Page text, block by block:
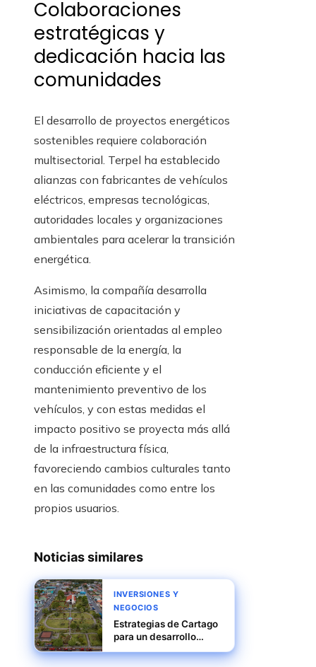
Colaboraciones
estratégicas y
dedicación hacia las
comunidades
El desarrollo de proyectos energéticos
sostenibles requiere colaboración
multisectorial. Terpel ha establecido
alianzas con fabricantes de vehículos
eléctricos, empresas tecnológicas,
autoridades locales y organizaciones
ambientales para acelerar la transición
energética.
Asimismo, la compañía desarrolla
iniciativas de capacitación y
sensibilización orientadas al empleo
responsable de la energía, la
conducción eficiente y el
mantenimiento preventivo de los
vehículos, y con estas medidas el
impacto positivo se proyecta más allá
de la infraestructura física,
favoreciendo cambios culturales tanto
en las comunidades como entre los
propios usuarios.
Noticias similares
INVERSIONES Y
NEGOCIOS
Estrategias de Cartago
para un desarrollo
industrial eficiente y
resiliente